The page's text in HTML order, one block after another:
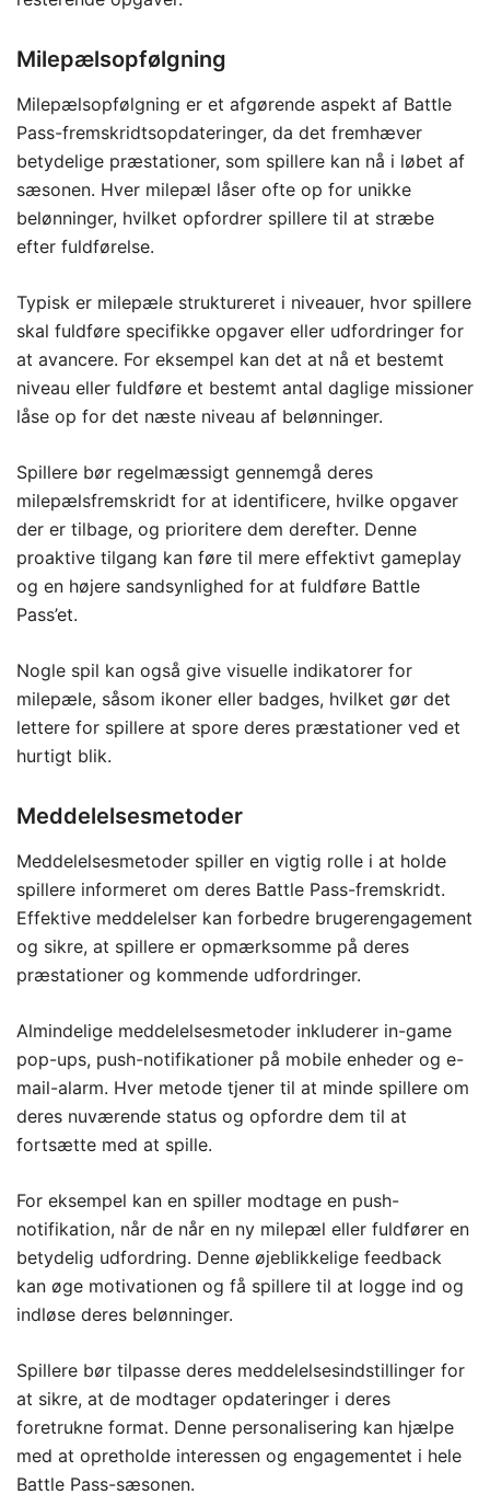
Milepælsopfølgning
Milepælsopfølgning er et afgørende aspekt af Battle
Pass-fremskridtsopdateringer, da det fremhæver
betydelige præstationer, som spillere kan nå i løbet af
sæsonen. Hver milepæl låser ofte op for unikke
belønninger, hvilket opfordrer spillere til at stræbe
efter fuldførelse.
Typisk er milepæle struktureret i niveauer, hvor spillere
skal fuldføre specifikke opgaver eller udfordringer for
at avancere. For eksempel kan det at nå et bestemt
niveau eller fuldføre et bestemt antal daglige missioner
låse op for det næste niveau af belønninger.
Spillere bør regelmæssigt gennemgå deres
milepælsfremskridt for at identificere, hvilke opgaver
der er tilbage, og prioritere dem derefter. Denne
proaktive tilgang kan føre til mere effektivt gameplay
og en højere sandsynlighed for at fuldføre Battle
Pass’et.
Nogle spil kan også give visuelle indikatorer for
milepæle, såsom ikoner eller badges, hvilket gør det
lettere for spillere at spore deres præstationer ved et
hurtigt blik.
Meddelelsesmetoder
Meddelelsesmetoder spiller en vigtig rolle i at holde
spillere informeret om deres Battle Pass-fremskridt.
Effektive meddelelser kan forbedre brugerengagement
og sikre, at spillere er opmærksomme på deres
præstationer og kommende udfordringer.
Almindelige meddelelsesmetoder inkluderer in-game
pop-ups, push-notifikationer på mobile enheder og e-
mail-alarm. Hver metode tjener til at minde spillere om
deres nuværende status og opfordre dem til at
fortsætte med at spille.
For eksempel kan en spiller modtage en push-
notifikation, når de når en ny milepæl eller fuldfører en
betydelig udfordring. Denne øjeblikkelige feedback
kan øge motivationen og få spillere til at logge ind og
indløse deres belønninger.
Spillere bør tilpasse deres meddelelsesindstillinger for
at sikre, at de modtager opdateringer i deres
foretrukne format. Denne personalisering kan hjælpe
med at opretholde interessen og engagementet i hele
Battle Pass-sæsonen.